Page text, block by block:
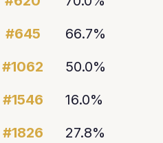
#645 66.7%
#1062 50.0%
#1546 16.0%
#1826 27.8%